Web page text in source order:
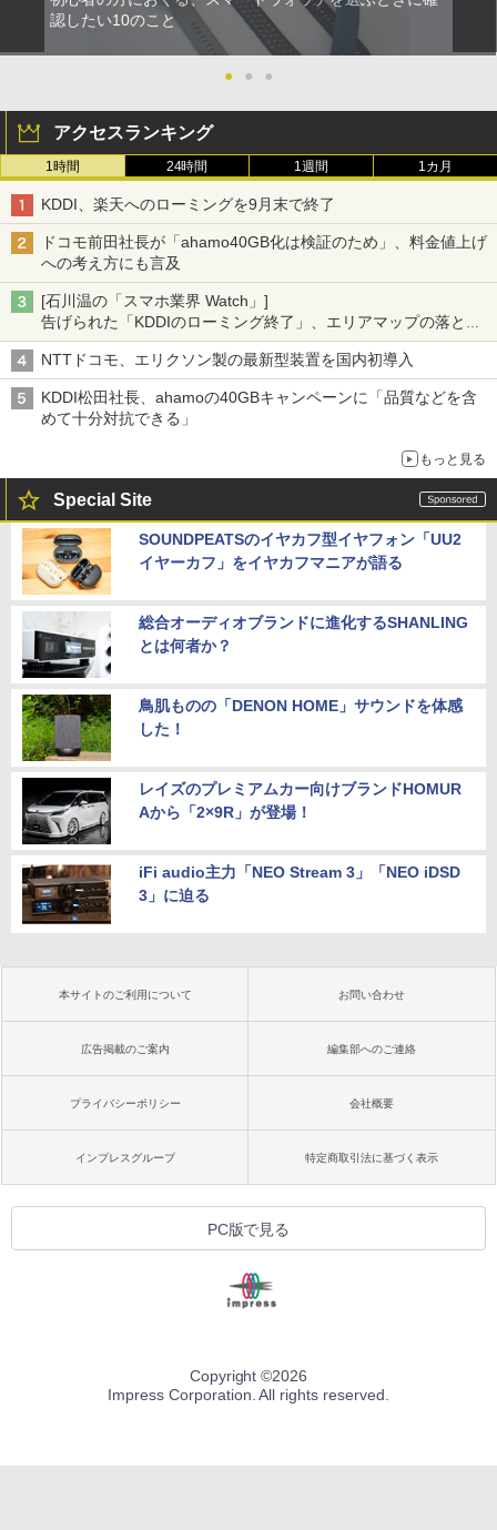
認したい10のこと
● ● ●
アクセスランキング
1時間 24時間 1週間 1カ月
KDDI、楽天へのローミングを9月末で終了
ドコモ前田社長が「ahamo40GB化は検証のため」、料金値上げ
への考え方にも言及
[石川温の「スマホ業界 Watch」]
告げられた「KDDIのローミング終了」、エリアマップの落とし
穴と楽天モバイルの課題
NTTドコモ、エリクソン製の最新型装置を国内初導入
KDDI松田社長、ahamoの40GBキャンペーンに「品質などを含
めて十分対抗できる」
もっと見る
Special Site
SOUNDPEATSのイヤカフ型イヤフォン「UU2
イヤーカフ」をイヤカフマニアが語る
総合オーディオブランドに進化するSHANLING
とは何者か？
鳥肌ものの「DENON HOME」サウンドを体感
した！
レイズのプレミアムカー向けブランドHOMUR
Aから「2×9R」が登場！
iFi audio主力「NEO Stream 3」「NEO iDSD
3」に迫る
本サイトのご利用について お問い合わせ
広告掲載のご案内 編集部へのご連絡
プライバシーポリシー 会社概要
インプレスグループ 特定商取引法に基づく表示
PC版で見る
Copyright ©2026
Impress Corporation. All rights reserved.